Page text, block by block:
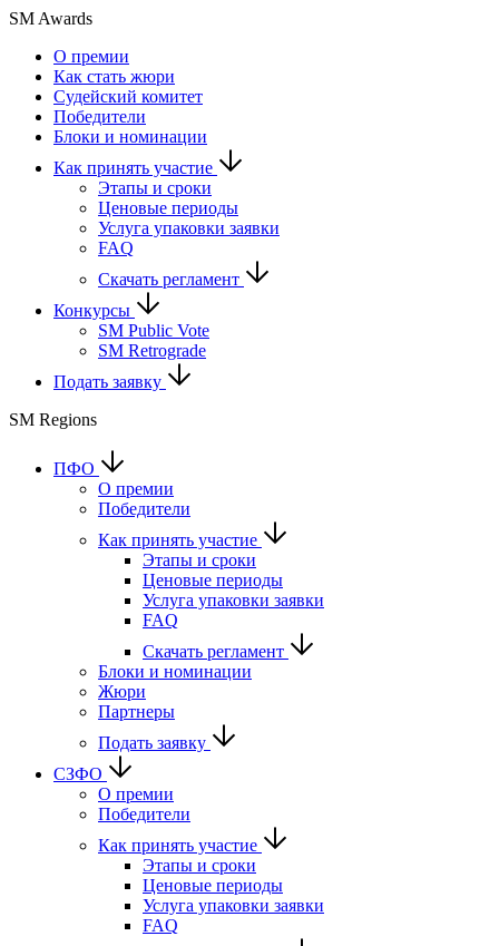
SM Awards
О премии
Как стать жюри
Судейский комитет
Победители
Блоки и номинации
Как принять участие
Этапы и сроки
Ценовые периоды
Услуга упаковки заявки
FAQ
Скачать регламент
Конкурсы
SM Public Vote
SM Retrograde
Подать заявку
SM Regions
ПФО
О премии
Победители
Как принять участие
Этапы и сроки
Ценовые периоды
Услуга упаковки заявки
FAQ
Скачать регламент
Блоки и номинации
Жюри
Партнеры
Подать заявку
СЗФО
О премии
Победители
Как принять участие
Этапы и сроки
Ценовые периоды
Услуга упаковки заявки
FAQ